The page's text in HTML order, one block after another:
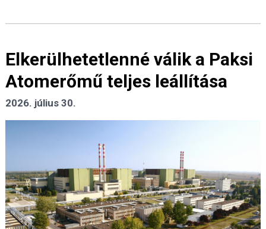
Elkerülhetetlenné válik a Paksi
Atomerőmű teljes leállítása
2026. július 30.